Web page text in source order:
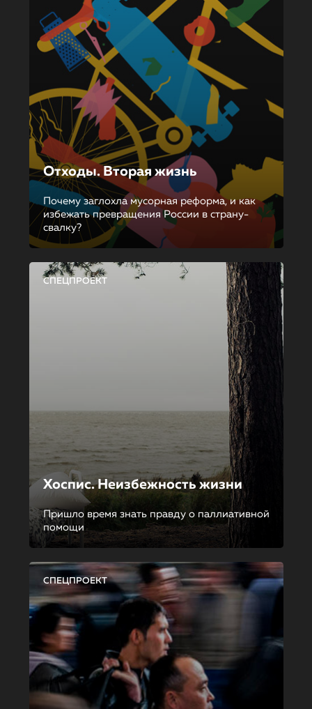
Отходы. Вторая жизнь
Почему заглохла мусорная реформа, и как
избежать превращения России в страну-
свалку?
СПЕЦПРОЕКТ
Хоспис. Неизбежность жизни
Пришло время знать правду о паллиативной
помощи
СПЕЦПРОЕКТ